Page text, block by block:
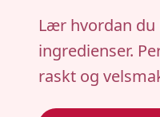
Lær hvordan
ingredienser.
raskt og